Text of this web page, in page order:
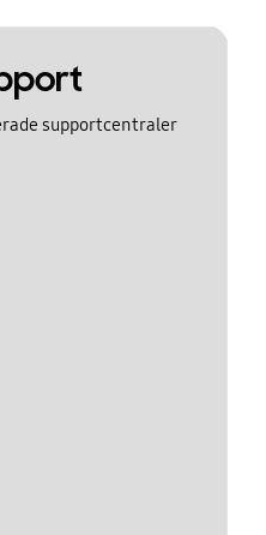
supportcentraler